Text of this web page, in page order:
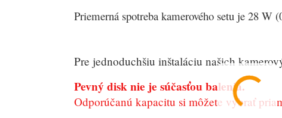
Priemerná spotreba kamerového setu je 28 W
Pre jednoduchšiu inštaláciu našich
Pevný disk nie je súčasťou balenia.
Odporúčanú kapacitu si môžete vybrať